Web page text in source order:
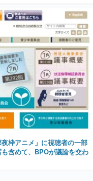
枠アニメ」に視聴者の一部
含めて、BPOが議論を交わ